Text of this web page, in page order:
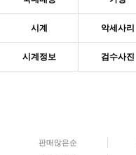
시계 악세사리
시계정보 검수사진
판매많은순